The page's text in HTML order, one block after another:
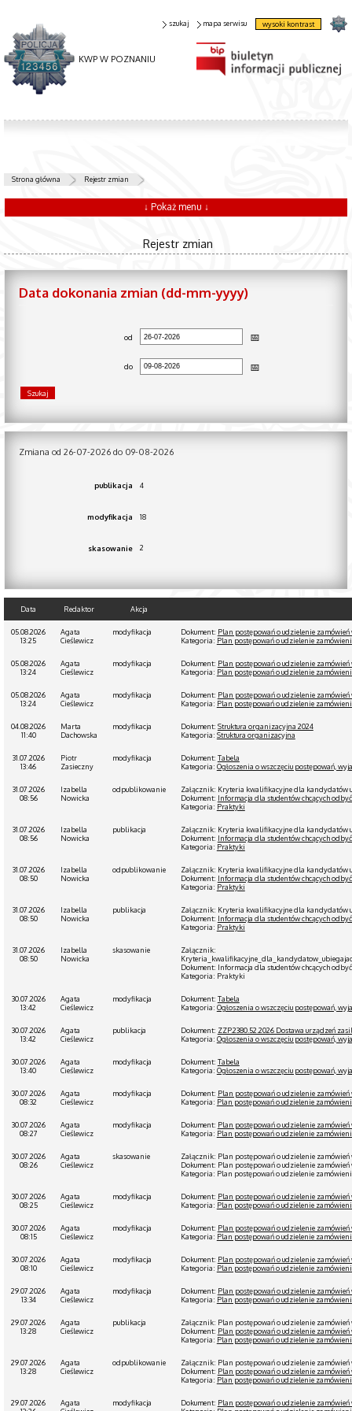
KWP W POZNANIU
szukaj mapa serwisu wysoki kontrast
Strona główna Rejestr zmian
↓ Pokaż menu ↓
Rejestr zmian
Data dokonania zmian (dd-mm-yyyy)
od
do
Zmiana od 26-07-2026 do 09-08-2026
publikacja 4
modyfikacja 18
skasowanie 2
Data Redaktor Akcja
05.08.2026
13:25
Agata
Cieślewicz
modyfikacja Dokument: Plan postępowań o udzielenie
Kategoria: Plan postępowań o udzielenie
05.08.2026
13:24
Agata
Cieślewicz
modyfikacja Dokument: Plan postępowań o udzielenie
Kategoria: Plan postępowań o udzielenie
05.08.2026
13:24
Agata
Cieślewicz
modyfikacja Dokument: Plan postępowań o udzielenie
Kategoria: Plan postępowań o udzielenie
04.08.2026
11:40
Marta
Dachowska
modyfikacja Dokument: Struktura organizacyjna 2024
Kategoria: Struktura organizacyjna
31.07.2026
13:46
Piotr
Zasieczny
modyfikacja Dokument: Tabela
Kategoria: Ogłoszenia o wszczęciu postępowań,
31.07.2026
08:56
Izabella
Nowicka
odpublikowanie
Załącznik: Kryteria kwalifikacyjne dla kandydatów
Dokument: Informacja dla studentów chcących
Kategoria: Praktyki
31.07.2026
08:56
Izabella
Nowicka
publikacja
Załącznik: Kryteria kwalifikacyjne dla kandydatów
Dokument: Informacja dla studentów chcących
Kategoria: Praktyki
31.07.2026
08:50
Izabella
Nowicka
odpublikowanie
Załącznik: Kryteria kwalifikacyjne dla kandydatów
Dokument: Informacja dla studentów chcących
Kategoria: Praktyki
31.07.2026
08:50
Izabella
Nowicka
publikacja
Załącznik: Kryteria kwalifikacyjne dla kandydatów
Dokument: Informacja dla studentów chcących
Kategoria: Praktyki
31.07.2026
08:50
Izabella
Nowicka
skasowanie
Załącznik:
Dokument: Informacja dla studentów chcących
Kategoria: Praktyki
30.07.2026
13:42
Agata
Cieślewicz
modyfikacja Dokument: Tabela
Kategoria: Ogłoszenia o wszczęciu postępowań,
30.07.2026
13:42
Agata
Cieślewicz
publikacja Dokument: ZZP.2380.52.2026 Dostawa urządzeń
Kategoria: Ogłoszenia o wszczęciu postępowań,
30.07.2026
13:40
Agata
Cieślewicz
modyfikacja Dokument: Tabela
Kategoria: Ogłoszenia o wszczęciu postępowań,
30.07.2026
08:32
Agata
Cieślewicz
modyfikacja Dokument: Plan postępowań o udzielenie
Kategoria: Plan postępowań o udzielenie
30.07.2026
08:27
Agata
Cieślewicz
modyfikacja Dokument: Plan postępowań o udzielenie
Kategoria: Plan postępowań o udzielenie
30.07.2026
08:26
Agata
Cieślewicz
skasowanie
Załącznik: Plan postępowań o udzielenie
Dokument: Plan postępowań o udzielenie
Kategoria: Plan postępowań o udzielenie
30.07.2026
08:25
Agata
Cieślewicz
modyfikacja Dokument: Plan postępowań o udzielenie
Kategoria: Plan postępowań o udzielenie
30.07.2026
08:15
Agata
Cieślewicz
modyfikacja Dokument: Plan postępowań o udzielenie
Kategoria: Plan postępowań o udzielenie
30.07.2026
08:10
Agata
Cieślewicz
modyfikacja Dokument: Plan postępowań o udzielenie
Kategoria: Plan postępowań o udzielenie
29.07.2026
13:34
Agata
Cieślewicz
modyfikacja Dokument: Plan postępowań o udzielenie
Kategoria: Plan postępowań o udzielenie
29.07.2026
13:28
Agata
Cieślewicz
publikacja
Załącznik: Plan postępowań o udzielenie
Dokument: Plan postępowań o udzielenie
Kategoria: Plan postępowań o udzielenie
29.07.2026
13:28
Agata
Cieślewicz
odpublikowanie
Załącznik: Plan postępowań o udzielenie
Dokument: Plan postępowań o udzielenie
Kategoria: Plan postępowań o udzielenie
29.07.2026
Agata
modyfikacja Dokument: Plan postępowań o udzielenie